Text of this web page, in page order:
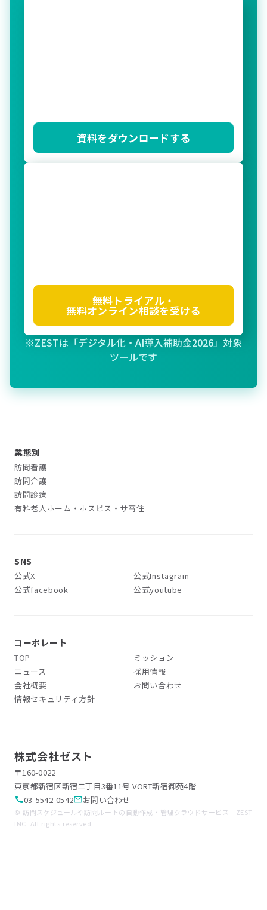
資料をダウンロードする
無料トライアル・
無料オンライン相談を受ける
※ZESTは「デジタル化・AI導入補助金2026」対象
ツールです
業態別
訪問看護
訪問介護
訪問診療
有料老人ホーム・ホスピス・サ高住
SNS
公式X
公式Instagram
公式facebook
公式youtube
コーポレート
TOP
ミッション
ニュース
採用情報
会社概要
お問い合わせ
情報セキュリティ方針
株式会社ゼスト
〒160-0022
東京都新宿区新宿二丁目3番11号 VORT新宿御苑4階
call03-5542-0542mail_outlineお問い合わせ
© 訪問スケジュールや訪問ルートの自動作成・管理クラウドサービス｜ZEST
INC. All rights reserved.